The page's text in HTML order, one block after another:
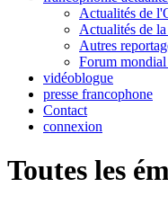
Actualités de
Actualités de
Autres
Forum
vidéoblogue
presse francophone
Contact
connexion
Toutes les